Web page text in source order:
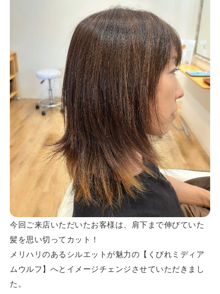
今回ご来店いただいたお客様は、肩下まで伸びていた
髪を思い切ってカット！
メリハリのあるシルエットが魅力の【くびれミディア
ムウルフ】へとイメージチェンジさせていただきまし
た。